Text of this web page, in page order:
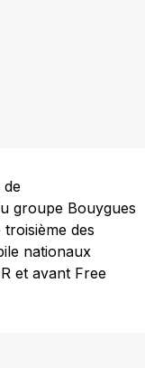
de
groupe Bouygues
des
nationaux
et avant Free